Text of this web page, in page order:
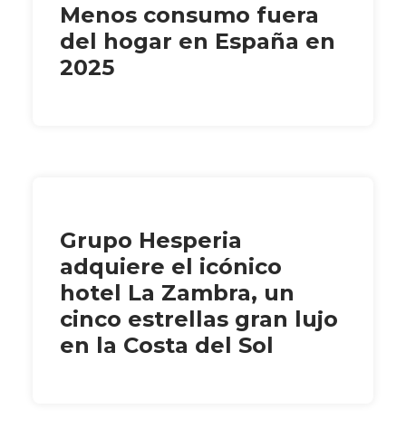
Menos consumo fuera
del hogar en España en
2025
Grupo Hesperia
adquiere el icónico
hotel La Zambra, un
cinco estrellas gran lujo
en la Costa del Sol